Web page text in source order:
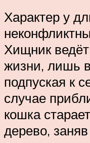
Характер у
Хищник
жизни, лишь
подпуская к
случае
кошка
дерево,